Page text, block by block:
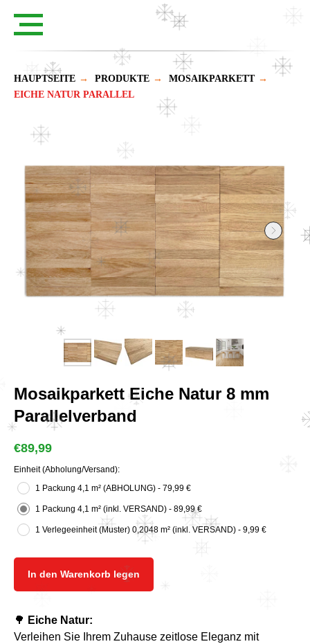
HAUPTSEITE → PRODUKTE → MOSAIKPARKETT →
EICHE NATUR PARALLEL
Mosaikparkett Eiche Natur 8 mm
Parallelverband
€89,99
Einheit (Abholung/Versand):
1 Packung 4,1 m² (ABHOLUNG) - 79,99 €
1 Packung 4,1 m² (inkl. VERSAND) - 89,99 €
1 Verlegeeinheit (Muster) 0,2048 m² (inkl. VERSAND) - 9,99 €
In den Warenkorb legen
🌳 Eiche Natur:
Verleihen Sie Ihrem Zuhause zeitlose Eleganz mit